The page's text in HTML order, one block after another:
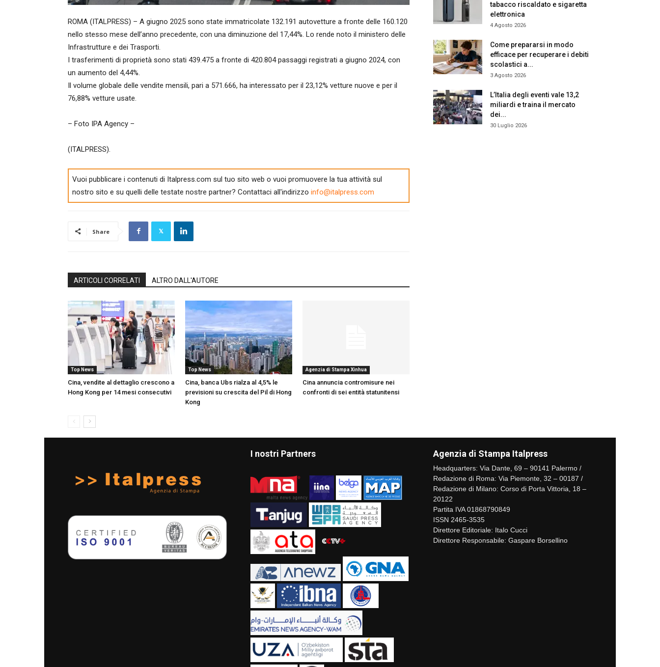
ROMA (ITALPRESS) – A giugno 2025 sono state immatricolate 132.191 autovetture a fronte delle 160.120
nello stesso mese dell’anno precedente, con una diminuzione del 17,44%. Lo rende noto il ministero delle
Infrastrutture e dei Trasporti.
I trasferimenti di proprietà sono stati 439.475 a fronte di 420.804 passaggi registrati a giugno 2024, con
un aumento del 4,44%.
Il volume globale delle vendite mensili, pari a 571.666, ha interessato per il 23,12% vetture nuove e per il
76,88% vetture usate.
– Foto IPA Agency –
(ITALPRESS).
Vuoi pubblicare i contenuti di Italpress.com sul tuo sito web o vuoi promuovere la tua attività sul
nostro sito e su quelli delle testate nostre partner? Contattaci all'indirizzo info@italpress.com
Share
ARTICOLI CORRELATI ALTRO DALL'AUTORE
Top News
Cina, vendite al dettaglio crescono a
Hong Kong per 14 mesi consecutivi
Top News
Cina, banca Ubs rialza al 4,5% le
previsioni su crescita del Pil di Hong
Kong
Agenzia di Stampa Xinhua
Cina annuncia contromisure nei
confronti di sei entità statunitensi
tabacco riscaldato e sigaretta
elettronica
4 Agosto 2026
Come prepararsi in modo
efficace per recuperare i debiti
scolastici a...
3 Agosto 2026
L’Italia degli eventi vale 13,2
miliardi e traina il mercato
dei...
30 Luglio 2026
I nostri Partners Agenzia di Stampa Italpress
Headquarters: Via Dante, 69 – 90141 Palermo /
Redazione di Roma: Via Piemonte, 32 – 00187 /
Redazione di Milano: Corso di Porta Vittoria, 18 –
20122
Partita IVA 01868790849
ISSN 2465-3535
Direttore Editoriale: Italo Cucci
Direttore Responsabile: Gaspare Borsellino